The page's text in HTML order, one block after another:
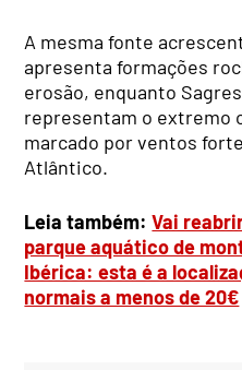
A mesma fonte
apresenta formações
erosão, enquanto
representam o extremo
marcado por ventos
Atlântico.
Leia também:Vai
parque aquático de
Ibérica: esta é a
normais a menos de 20€